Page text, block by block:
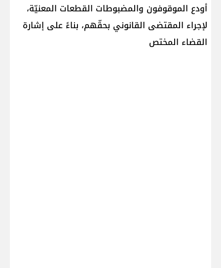
أودع الموقوفون والمضبوطات القطعات المعنيّة،
لإجراء المقتضى القانوني بحقّهم، بناءً على إشارة
القضاء المختص